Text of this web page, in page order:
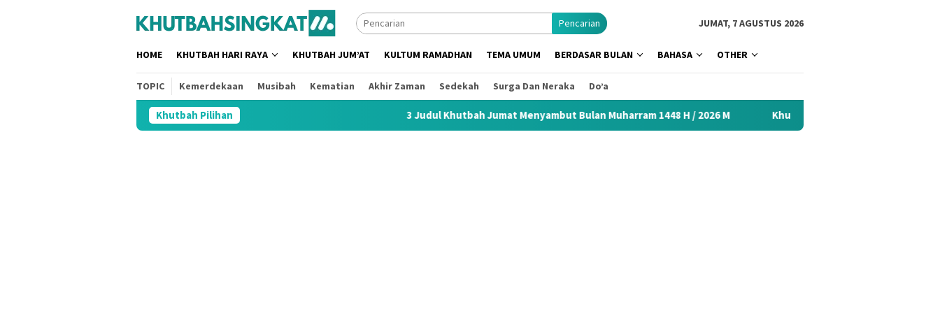
Pencarian JUMAT, 7 AGUSTUS 2026
HOME KHUTBAH HARI RAYA KHUTBAH JUM’AT KULTUM RAMADHAN TEMA UMUM BERDASAR BULAN BAHASA OTHER
TOPIC Kemerdekaan Musibah Kematian Akhir Zaman Sedekah Surga Dan Neraka Do’a
Khutbah Pilihan 3 Judul Khutbah Jumat Menyambut Bulan Muharram 1448 H / 2026 M Khutbah Idul Fitri 2026 Menyentuh Hati: Kumpulan